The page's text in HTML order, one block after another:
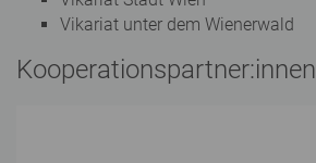
Vikariat unter dem Wienerwald
Kooperationspartner:innen